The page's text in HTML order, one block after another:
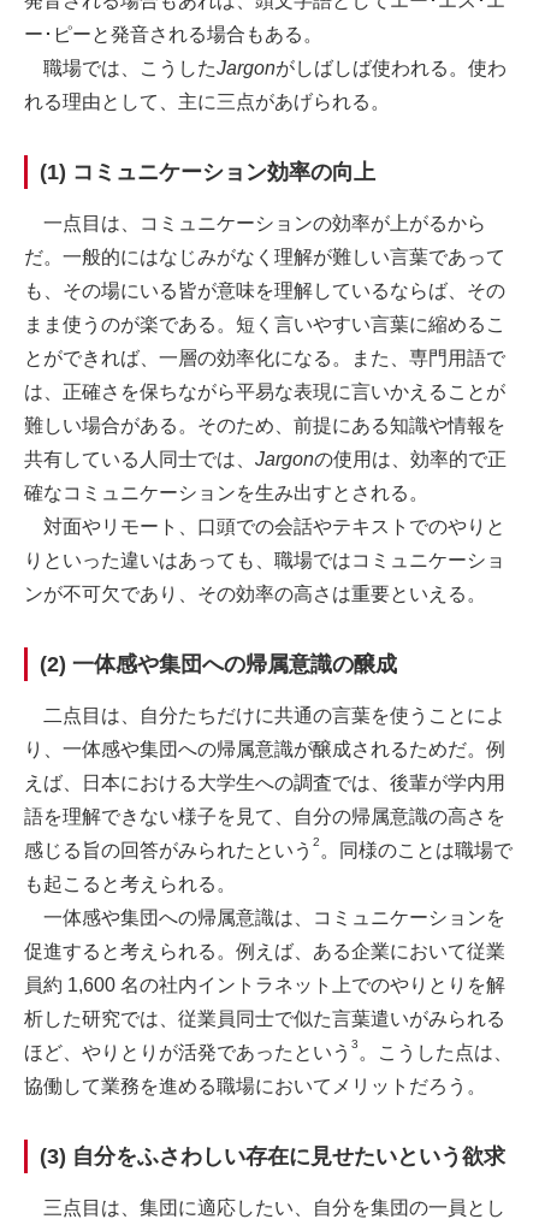
ー･ピーと発音される場合もある。
職場では、こうしたJargonがしばしば使われる。使わ
れる理由として、主に三点があげられる。
(1) コミュニケーション効率の向上
一点目は、コミュニケーションの効率が上がるから
だ。一般的にはなじみがなく理解が難しい言葉であって
も、その場にいる皆が意味を理解しているならば、その
まま使うのが楽である。短く言いやすい言葉に縮めるこ
とができれば、一層の効率化になる。また、専門用語で
は、正確さを保ちながら平易な表現に言いかえることが
難しい場合がある。そのため、前提にある知識や情報を
共有している人同士では、 Jargonの使用は、効率的で正
確なコミュニケーションを生み出すとされる。
対面やリモート、口頭での会話やテキストでのやりと
りといった違いはあっても、職場ではコミュニケーショ
ンが不可欠であり、その効率の高さは重要といえる。
(2) 一体感や集団への帰属意識の醸成
二点目は、自分たちだけに共通の言葉を使うことによ
り、一体感や集団への帰属意識が醸成されるためだ。例
えば、日本における大学生への調査では、後輩が学内用
語を理解できない様子を見て、自分の帰属意識の高さを
感じる旨の回答がみられたという 2 。同様のことは職場で
も起こると考えられる。
一体感や集団への帰属意識は、コミュニケーションを
促進すると考えられる。例えば、ある企業において従業
員約 1,600 名の社内イントラネット上でのやりとりを解
析した研究では、従業員同士で似た言葉遣いがみられる
ほど、やりとりが活発であったという 3 。こうした点は、
協働して業務を進める職場においてメリットだろう。
(3) 自分をふさわしい存在に見せたいという欲求
三点目は、集団に適応したい、自分を集団の一員とし